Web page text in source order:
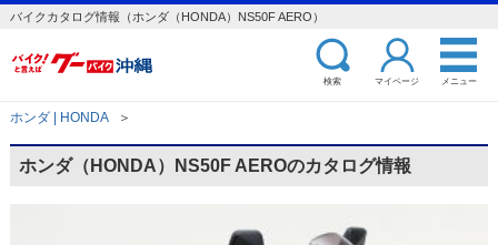
バイクカタログ情報（ホンダ（HONDA）NS50F AERO）
検索 マイページ メニュー
ホンダ | HONDA ＞
ホンダ（HONDA）NS50F AEROのカタログ情報